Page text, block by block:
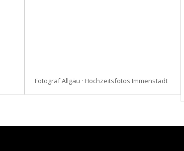
Fotograf Allgäu · Hochzeitsfotos Immenstadt